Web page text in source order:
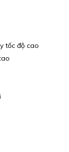
tốc độ cao